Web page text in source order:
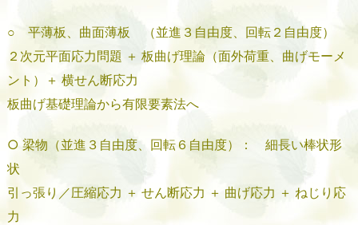
○ 平薄板、曲面薄板 （並進３自由度、回転２自由度）
２次元平面応力問題 ＋ 板曲げ理論（面外荷重、曲げモーメ
ント）＋ 横せん断応力
板曲げ基礎理論から有限要素法へ
○ 梁物（並進３自由度、回転６自由度）： 細長い棒状形
状
引っ張り／圧縮応力 ＋ せん断応力 ＋ 曲げ応力 ＋ ねじり応
力